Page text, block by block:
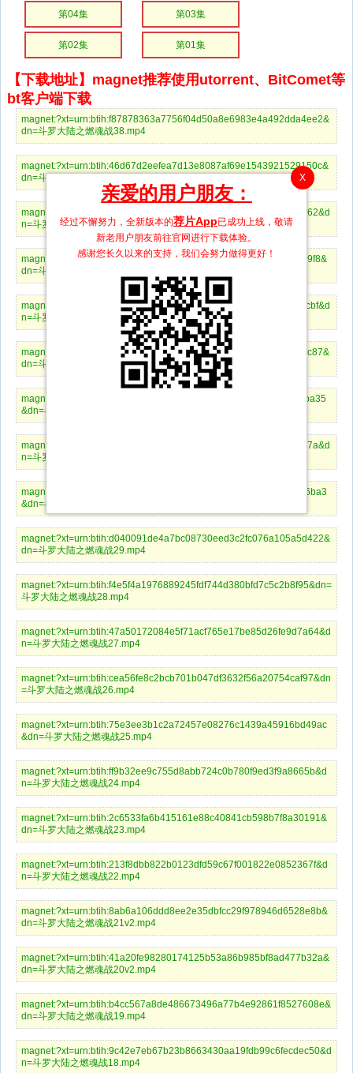
第04集 第03集
第02集 第01集
【下载地址】magnet推荐使用utorrent、BitComet等
bt客户端下载
magnet:?xt=urn:btih:f87878363a7756f04d50a8e6983e4a492dda4ee2&
dn=斗罗大陆之燃魂战38.mp4
magnet:?xt=urn:btih:46d67d2eefea7d13e8087af69e1543921529150c&
dn=斗罗大陆之燃魂战37.mp4
magnet:?xt=urn:btih:f0e294f3a5a7786f5e6e7cdbbdd7146e1a9c0662&d
n=斗罗大陆之燃魂战36.mp4
magnet:?xt=urn:btih:dccc4804b1327e0d128761d281928a2bfe1729f8&
dn=斗罗大陆之燃魂战35.mp4
magnet:?xt=urn:btih:9a6539af0720f3421b9e8b6581dc282956ee0cbf&d
n=斗罗大陆之燃魂战34v2.mp4
magnet:?xt=urn:btih:b95558497c0b78cbd0f07d5e93ad8cd7b637ec87&
dn=斗罗大陆之燃魂战33.mp4
magnet:?xt=urn:btih:a05d9bed35d1d461d43789d06b4ebdf533b2ba35
&dn=斗罗大陆之燃魂战32.mp4
magnet:?xt=urn:btih:a128a2150cdec4fb197b6286a668e62b4df1f97a&d
n=斗罗大陆之燃魂战31.mp4
magnet:?xt=urn:btih:c124d7825c0848763698a0b3ca6078a1e0056ba3
&dn=斗罗大陆之燃魂战30.mp4
magnet:?xt=urn:btih:d040091de4a7bc08730eed3c2fc076a105a5d422&
dn=斗罗大陆之燃魂战29.mp4
magnet:?xt=urn:btih:f4e5f4a1976889245fdf744d380bfd7c5c2b8f95&dn=
斗罗大陆之燃魂战28.mp4
magnet:?xt=urn:btih:47a50172084e5f71acf765e17be85d26fe9d7a64&d
n=斗罗大陆之燃魂战27.mp4
magnet:?xt=urn:btih:cea56fe8c2bcb701b047df3632f56a20754caf97&dn
=斗罗大陆之燃魂战26.mp4
magnet:?xt=urn:btih:75e3ee3b1c2a72457e08276c1439a45916bd49ac
&dn=斗罗大陆之燃魂战25.mp4
magnet:?xt=urn:btih:ff9b32ee9c755d8abb724c0b780f9ed3f9a8665b&d
n=斗罗大陆之燃魂战24.mp4
magnet:?xt=urn:btih:2c6533fa6b415161e88c40841cb598b7f8a30191&
dn=斗罗大陆之燃魂战23.mp4
magnet:?xt=urn:btih:213f8dbb822b0123dfd59c67f001822e0852367f&d
n=斗罗大陆之燃魂战22.mp4
magnet:?xt=urn:btih:8ab6a106ddd8ee2e35dbfcc29f978946d6528e8b&
dn=斗罗大陆之燃魂战21v2.mp4
magnet:?xt=urn:btih:41a20fe98280174125b53a86b985bf8ad477b32a&
dn=斗罗大陆之燃魂战20v2.mp4
magnet:?xt=urn:btih:b4cc567a8de486673496a77b4e92861f8527608e&
dn=斗罗大陆之燃魂战19.mp4
magnet:?xt=urn:btih:9c42e7eb67b23b8663430aa19fdb99c6fecdec50&d
n=斗罗大陆之燃魂战18.mp4
X
亲爱的用户朋友：
经过不懈努力，全新版本的荐片App已成功上线，敬请
新老用户朋友前往官网进行下载体验。
感谢您长久以来的支持，我们会努力做得更好！